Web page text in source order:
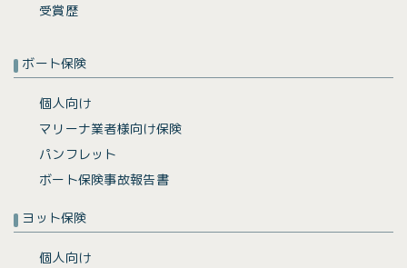
受賞歴
ボート保険
個人向け
マリーナ業者様向け保険
パンフレット
ボート保険事故報告書
ヨット保険
個人向け